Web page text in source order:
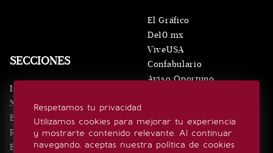
Respetamos tu privacidad
Utilizamos cookies para mejorar tu experiencia
y mostrarte contenido relevante. Al continuar
navegando, aceptas nuestra política de cookies
SECCIONES
Inicio
Noticias
Eventos
Realeza
Estilo de vida
El Gráfico
De10.mx
ViveUSA
Confabulario
Aviso Oportuno
SÍGUENOS